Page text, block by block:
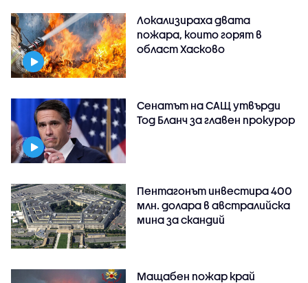
Локализираха двата
пожара, които горят в
област Хасково
Сенатът на САЩ утвърди
Тод Бланч за главен прокурор
Пентагонът инвестира 400
млн. долара в австралийска
мина за скандий
Мащабен пожар край